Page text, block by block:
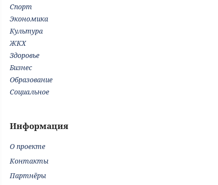
Спорт
Экономика
Культура
ЖКХ
Здоровье
Бизнес
Образование
Социальное
Информация
О проекте
Контакты
Партнёры